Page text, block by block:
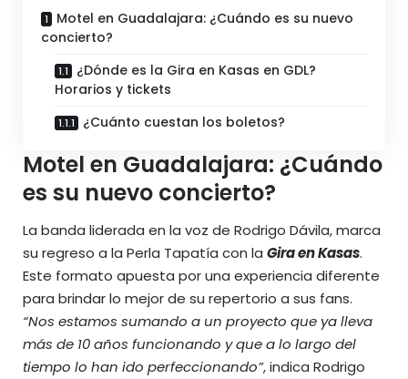
Motel en Guadalajara: ¿Cuándo es su nuevo
concierto?
¿Dónde es la Gira en Kasas en GDL?
Horarios y tickets
¿Cuánto cuestan los boletos?
Motel en Guadalajara: ¿Cuándo
es su nuevo concierto?
La banda liderada en la voz de Rodrigo Dávila, marca
su regreso a la Perla Tapatía con la Gira en Kasas.
Este formato apuesta por una experiencia diferente
para brindar lo mejor de su repertorio a sus fans.
“Nos estamos sumando a un proyecto que ya lleva
más de 10 años funcionando y que a lo largo del
tiempo lo han ido perfeccionando”, indica Rodrigo